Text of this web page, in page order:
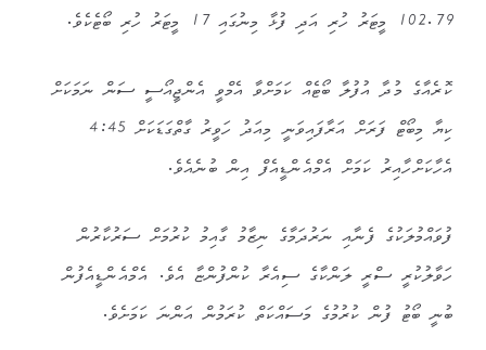
102.79 މީޓަރު ހުރި އަދި ފުޅާ މިނުގައި 17 މީޓަރު ހުރި ބޯޓެކެވެ.
ކޮރެއާގެ މުދާ އުފުލާ ބޯޓެއް ކަމަށްވާ އެމްވީ އެންޖީއޯސީ ސަން ނަމަކަށް
ކިޔާ މިބޯޓް ފަރަށް އަރާފައިވަނީ މިއަދު ހަވީރު ގާތްގަޑަކަށް 4:45
އެހާކަށްހާއިރު ކަމަށް އެމްއެންޑީއެފް އިން ބުނެއެވެ.
ފުވައްމުލަކުގެ ފެނާއި ނަރުދަމާގެ ނިޒާމު ގާއިމު ކުރުމަށް ސަރުކާރުން
ހަވާލުކުރީ ސްރީ ލަންކާގެ ސިއެރާ ކުންފުންޏާ އެވެ. އެމްއެންޑީއެފުން
ބުނީ ބޯޓު ފުން ކުރުމުގެ މަސައްކަތް ކުރަމުން އަންނަ ކަމަށެވެ.